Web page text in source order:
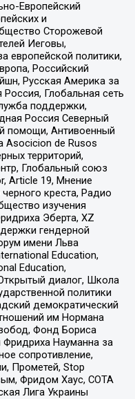
Европейский
и
Сторожевой
Иеговы,
европейской политики,
Российский
Русская Америка за
Глобальная сеть
поддержки,
Россия Северный
помощи, Антивоенный
Asocicion de Rusos
территорий,
Глобальный союз
Article 19, Мнение
креста, Радио
изучения
Эберта, XZ
гендерной
имени Льва
Education,
Education,
диалог, Школа
политики
демократический
им Нормана
Фонд Бориса
Науманна за
сопротивление,
Прометей, Stop
Фридом Хаус, СОТА
Лига Украины